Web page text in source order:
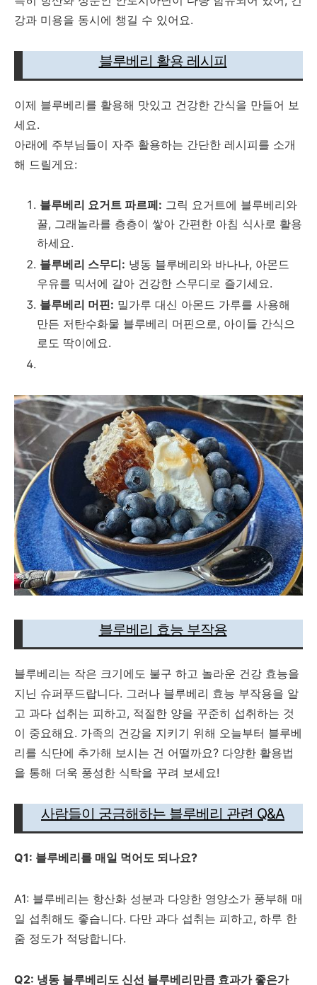
강과 미용을 동시에 챙길 수 있어요.
블루베리 활용 레시피
이제 블루베리를 활용해 맛있고 건강한 간식을 만들어 보
세요.
아래에 주부님들이 자주 활용하는 간단한 레시피를 소개
해 드릴게요:
블루베리 요거트 파르페: 그릭 요거트에 블루베리와
꿀, 그래놀라를 층층이 쌓아 간편한 아침 식사로 활용
하세요.
블루베리 스무디: 냉동 블루베리와 바나나, 아몬드
우유를 믹서에 갈아 건강한 스무디로 즐기세요.
블루베리 머핀: 밀가루 대신 아몬드 가루를 사용해
만든 저탄수화물 블루베리 머핀으로, 아이들 간식으
로도 딱이에요.
블루베리 효능 부작용
블루베리는 작은 크기에도 불구 하고 놀라운 건강 효능을
지닌 슈퍼푸드랍니다. 그러나 블루베리 효능 부작용을 알
고 과다 섭취는 피하고, 적절한 양을 꾸준히 섭취하는 것
이 중요해요. 가족의 건강을 지키기 위해 오늘부터 블루베
리를 식단에 추가해 보시는 건 어떨까요? 다양한 활용법
을 통해 더욱 풍성한 식탁을 꾸려 보세요!
사람들이 궁금해하는 블루베리 관련 Q&A
Q1: 블루베리를 매일 먹어도 되나요?
A1: 블루베리는 항산화 성분과 다양한 영양소가 풍부해 매
일 섭취해도 좋습니다. 다만 과다 섭취는 피하고, 하루 한
줌 정도가 적당합니다.
Q2: 냉동 블루베리도 신선 블루베리만큼 효과가 좋은가